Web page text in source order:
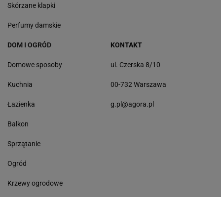
Skórzane klapki
Perfumy damskie
DOM I OGRÓD
Domowe sposoby
Kuchnia
Łazienka
Balkon
Sprzątanie
Ogród
Krzewy ogrodowe
KONTAKT
ul. Czerska 8/10
00-732 Warszawa
g.pl@agora.pl